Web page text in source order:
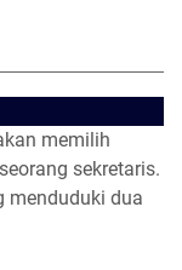
memilih
sekretaris.
menduduki dua